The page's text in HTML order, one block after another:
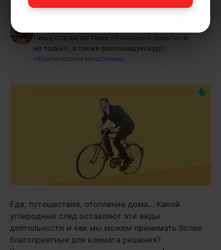
Мария Голова— контент-археолог, автор-
Пишу статьи по теме «Финансы и деньги» и
не только, а также рекомендую курс
«Критическое мышление»
Еда, путешествия, отопление дома... Какой
углеродный след оставляют эти виды
деятельности и как мы можем принимать более
благоприятные для климата решения?